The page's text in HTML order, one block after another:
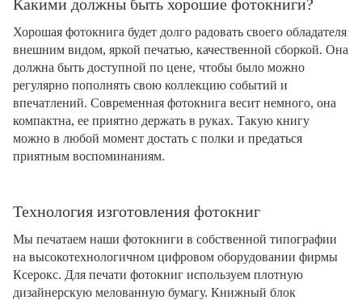
Какими должны быть хорошие фотокниги?
Хорошая фотокнига будет долго радовать своего обладателя
внешним видом, яркой печатью, качественной сборкой. Она
должна быть доступной по цене, чтобы было можно
регулярно пополнять свою коллекцию событий и
впечатлений. Современная фотокнига весит немного, она
компактна, ее приятно держать в руках. Такую книгу
можно в любой момент достать с полки и предаться
приятным воспоминаниям.
Технология изготовления фотокниг
Мы печатаем наши фотокниги в собственной типографии
на высокотехнологичном цифровом оборудовании фирмы
Ксерокс. Для печати фотокниг используем плотную
дизайнерскую мелованную бумагу. Книжный блок